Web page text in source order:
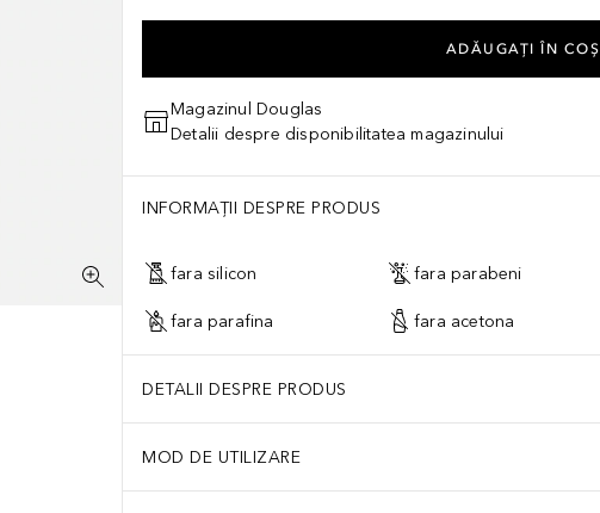
ADĂUGAȚI ÎN COŞ
Magazinul Douglas
Detalii despre disponibilitatea magazinului
INFORMAȚII DESPRE PRODUS
fara silicon fara parabeni
fara parafina fara acetona
DETALII DESPRE PRODUS
MOD DE UTILIZARE